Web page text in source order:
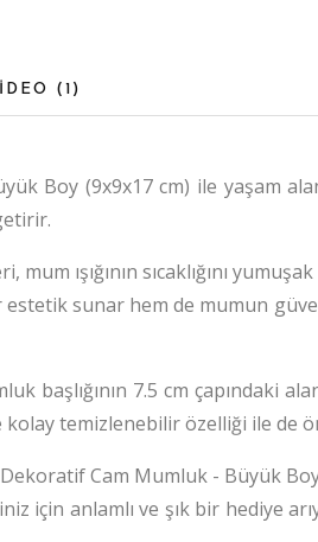
( 1 )
Boy (9x9x17 cm) ile yaşam
ışığının sıcaklığını
sunar hem de mumun
başlığının 7.5 cm çapındaki
temizlenebilir özelliği ile de
Cam Mumluk - Büyük
anlamlı ve şık bir hediye